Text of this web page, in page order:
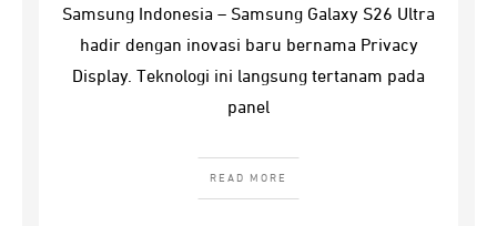
Samsung Indonesia – Samsung Galaxy S26 Ultra
hadir dengan inovasi baru bernama Privacy
Display. Teknologi ini langsung tertanam pada
panel
READ MORE